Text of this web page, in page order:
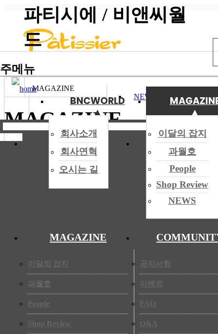
파티시에 / 비앤씨월
드
Site Infomation Menu
주메뉴
BNCWORLD
▲
▲
회사소개
회사연혁
오시는 길
▲
▲
이달의 잡지
과월호
People
Shop Review
NEWS
전체메
신간 일반 도서
MAGAZINE
이달의 잡지
과월호
People
Shop Review
공지사항
이벤트
FAQ
Q&A
MAGAZINE
NEWS
이달의 잡지
과월호
Shop Review
◀
MAGAZINE
이달의 잡지
과월호◀
Shop Review ◀
NEWS
NEWS